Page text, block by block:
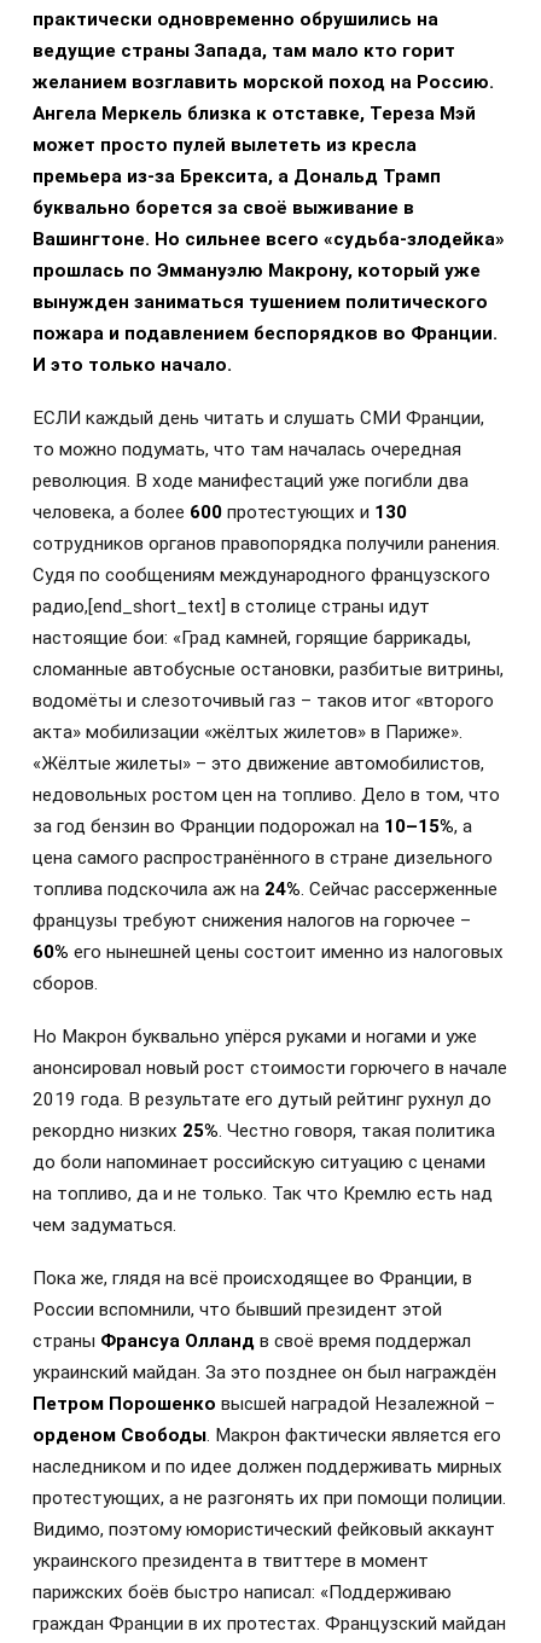
практически одновременно обрушились на
ведущие страны Запада, там мало кто горит
желанием возглавить морской поход на Россию.
Ангела Меркель близка к отставке, Тереза Мэй
может просто пулей вылететь из кресла
премьера из-за Брексита, а Дональд Трамп
буквально борется за своё выживание в
Вашингтоне. Но сильнее всего «судьба-злодейка»
прошлась по Эммануэлю Макрону, который уже
вынужден заниматься тушением политического
пожара и подавлением беспорядков во Франции.
И это только начало.
ЕСЛИ каждый день читать и слушать СМИ Франции,
то можно подумать, что там началась очередная
революция. В ходе манифестаций уже погибли два
человека, а более 600 протестующих и 130
сотрудников органов правопорядка получили ранения.
Судя по сообщениям международного французского
радио,[end_short_text] в столице страны идут
настоящие бои: «Град камней, горящие баррикады,
сломанные автобусные остановки, разбитые витрины,
водомёты и слезоточивый газ – таков итог «второго
акта» мобилизации «жёлтых жилетов» в Париже».
«Жёлтые жилеты» – это движение автомобилистов,
недовольных ростом цен на топливо. Дело в том, что
за год бензин во Франции подорожал на 10–15%, а
цена самого распространённого в стране дизельного
топлива подскочила аж на 24%. Сейчас рассерженные
французы требуют снижения налогов на горючее –
60% его нынешней цены состоит именно из налоговых
сборов.
Но Макрон буквально упёрся руками и ногами и уже
анонсировал новый рост стоимости горючего в начале
2019 года. В результате его дутый рейтинг рухнул до
рекордно низких 25%. Честно говоря, такая политика
до боли напоминает российскую ситуацию с ценами
на топливо, да и не только. Так что Кремлю есть над
чем задуматься.
Пока же, глядя на всё происходящее во Франции, в
России вспомнили, что бывший президент этой
страны Франсуа Олланд в своё время поддержал
украинский майдан. За это позднее он был награждён
Петром Порошенко высшей наградой Незалежной –
орденом Свободы. Макрон фактически является его
наследником и по идее должен поддерживать мирных
протестующих, а не разгонять их при помощи полиции.
Видимо, поэтому юмористический фейковый аккаунт
украинского президента в твиттере в момент
парижских боёв быстро написал: «Поддерживаю
граждан Франции в их протестах. Французский майдан